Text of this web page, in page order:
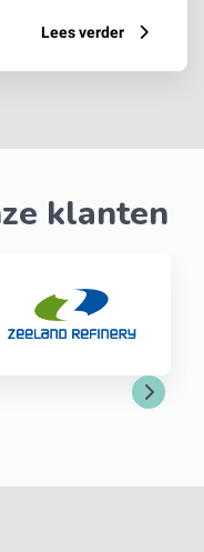
Lees verder
klanten